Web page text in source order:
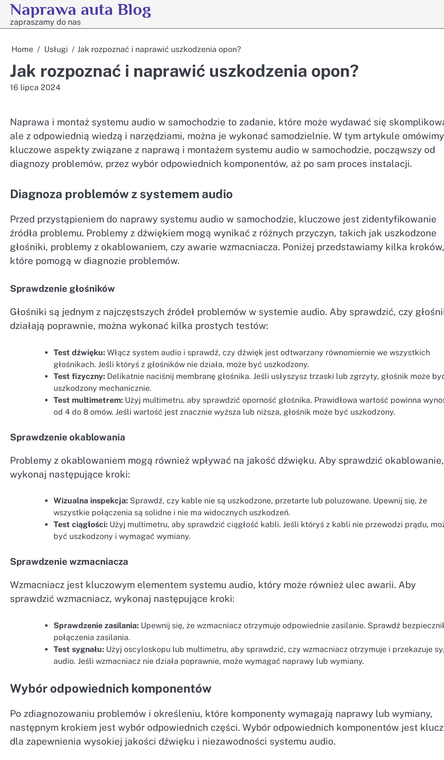
Skip
content
Naprawa auta Blog
zapraszamy do nas
Home Usługi Jak rozpoznać i naprawić uszkodzenia opon?
Jak rozpoznać i naprawić uszkodzenia opon?
16 lipca 2024
Naprawa i montaż systemu audio w samochodzie to zadanie, które może wydawać się
ale z odpowiednią wiedzą i narzędziami, można je wykonać samodzielnie. W tym artykule omówimy
kluczowe aspekty związane z naprawą i montażem systemu audio w samochodzie, począwszy od
diagnozy problemów, przez wybór odpowiednich komponentów, aż po sam proces instalacji.
Diagnoza problemów z systemem audio
Przed przystąpieniem do naprawy systemu audio w samochodzie, kluczowe jest zidentyfikowanie
źródła problemu. Problemy z dźwiękiem mogą wynikać z różnych przyczyn, takich jak uszkodzone
głośniki, problemy z okablowaniem, czy awarie wzmacniacza. Poniżej przedstawiamy kilka kroków,
które pomogą w diagnozie problemów.
Sprawdzenie głośników
Głośniki są jednym z najczęstszych źródeł problemów w systemie audio. Aby sprawdzić, czy
działają poprawnie, można wykonać kilka prostych testów:
Test dźwięku: Włącz system audio i sprawdź, czy dźwięk jest odtwarzany równomiernie we wszystkich
głośnikach. Jeśli któryś z głośników nie działa, może być uszkodzony.
Test fizyczny: Delikatnie naciśnij membranę głośnika. Jeśli usłyszysz trzaski lub zgrzyty, głośnik może
uszkodzony mechanicznie.
Test multimetrem: Użyj multimetru, aby sprawdzić oporność głośnika. Prawidłowa wartość powinna
od 4 do 8 omów. Jeśli wartość jest znacznie wyższa lub niższa, głośnik może być uszkodzony.
Sprawdzenie okablowania
Problemy z okablowaniem mogą również wpływać na jakość dźwięku. Aby sprawdzić okablowanie,
wykonaj następujące kroki:
Wizualna inspekcja: Sprawdź, czy kable nie są uszkodzone, przetarte lub poluzowane. Upewnij się, że
wszystkie połączenia są solidne i nie ma widocznych uszkodzeń.
Test ciągłości: Użyj multimetru, aby sprawdzić ciągłość kabli. Jeśli któryś z kabli nie przewodzi prądu,
być uszkodzony i wymagać wymiany.
Sprawdzenie wzmacniacza
Wzmacniacz jest kluczowym elementem systemu audio, który może również ulec awarii. Aby
sprawdzić wzmacniacz, wykonaj następujące kroki:
Sprawdzenie zasilania: Upewnij się, że wzmacniacz otrzymuje odpowiednie zasilanie. Sprawdź
połączenia zasilania.
Test sygnału: Użyj oscyloskopu lub multimetru, aby sprawdzić, czy wzmacniacz otrzymuje i przekazuje
audio. Jeśli wzmacniacz nie działa poprawnie, może wymagać naprawy lub wymiany.
Wybór odpowiednich komponentów
Po zdiagnozowaniu problemów i określeniu, które komponenty wymagają naprawy lub wymiany,
następnym krokiem jest wybór odpowiednich części. Wybór odpowiednich komponentów jest
dla zapewnienia wysokiej jakości dźwięku i niezawodności systemu audio.